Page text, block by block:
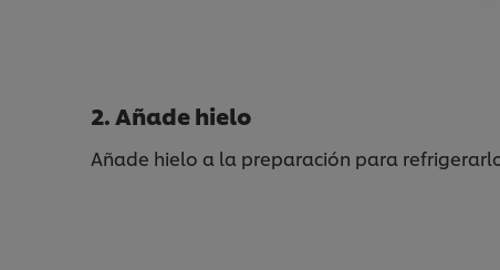
2. Añade hielo
Añade hielo a la preparación para